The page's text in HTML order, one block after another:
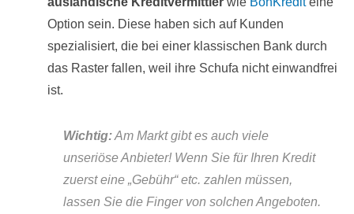
Option sein. Diese haben sich auf Kunden
spezialisiert, die bei einer klassischen Bank durch
das Raster fallen, weil ihre Schufa nicht einwandfrei
ist.
Wichtig:Am Markt gibt es auch viele
unseriöse Anbieter! Wenn Sie für Ihren Kredit
zuerst eine „Gebühr“ etc. zahlen müssen,
lassen Sie die Finger von solchen Angeboten.